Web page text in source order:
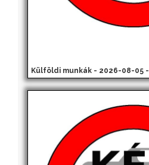
Külföldi munkák - 2026-08-05 -